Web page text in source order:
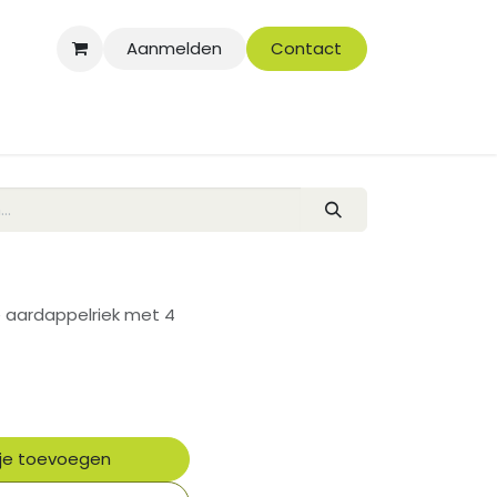
Aanmelden Contact
met 4
toevoegen